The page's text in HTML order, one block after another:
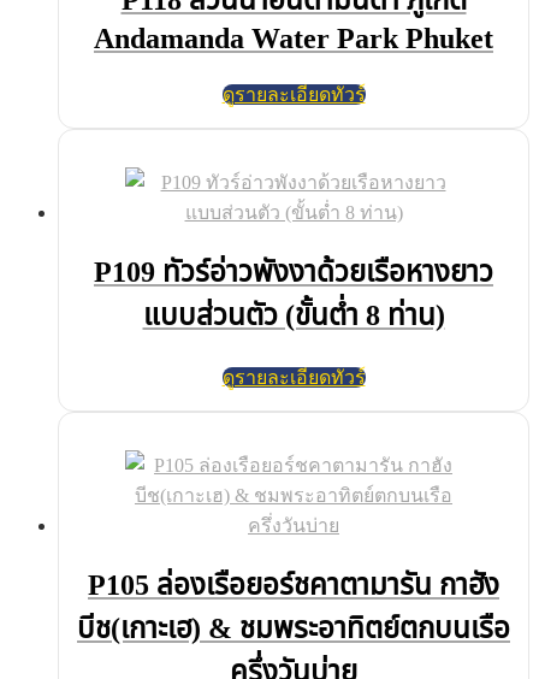
Andamanda Water Park Phuket
ดูรายละเอียดทัวร์
P109 ทัวร์อ่าวพังงาด้วยเรือหางยาว
แบบส่วนตัว (ขั้นต่ำ 8 ท่าน)
ดูรายละเอียดทัวร์
P105 ล่องเรือยอร์ชคาตามารัน กาฮัง
บีช(เกาะเฮ) & ชมพระอาทิตย์ตกบนเรือ
ครึ่งวันบ่าย